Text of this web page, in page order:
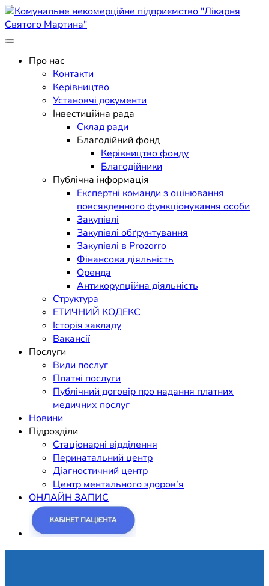
Skip
to
content
Комунальне некомерційне
підприємство "Лікарня
Святого Мартина"
Поліклініка Мукачево
Про нас
Контакти
Керівництво
Установчі документи
Інвестиційна рада
Склад ради
Благодійний фонд
Керівництво фонду
Благодійники
Публічна інформація
Експертні команди з оцінювання
повсякденного функціонування особи
Закупівлі
Закупівлі обґрунтування
Закупівлі в Prozorro
Фінансова діяльність
Оренда
Антикорупційна діяльність
Структура
ЕТИЧНИЙ КОДЕКС
Історія закладу
Вакансії
Послуги
Види послуг
Платні послуги
Публічний договір про надання платних
медичних послуг
Новини
Підрозділи
Стаціонарні відділення
Перинатальний центр
Діагностичний центр
Центр ментального здоров’я
ОНЛАЙН ЗАПИС